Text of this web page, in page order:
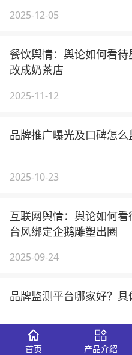
2025-12-05
餐饮舆情：舆论如何看
改成奶茶店
2025-11-12
品牌推广曝光及口碑怎么
2025-10-23
互联网舆情：舆论如何
台风绑定企鹅雕塑出圈
2025-09-24
品牌监测平台哪家好？具
2025-09-19
首页 产品介绍